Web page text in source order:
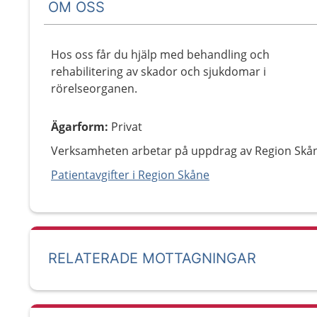
OM OSS
Hos oss får du hjälp med behandling och
rehabilitering av skador och sjukdomar i
rörelseorganen.
Ägarform: Privat
Verksamheten arbetar på uppdrag av Region
Patientavgifter i Region Skåne
RELATERADE MOTTAGNINGAR